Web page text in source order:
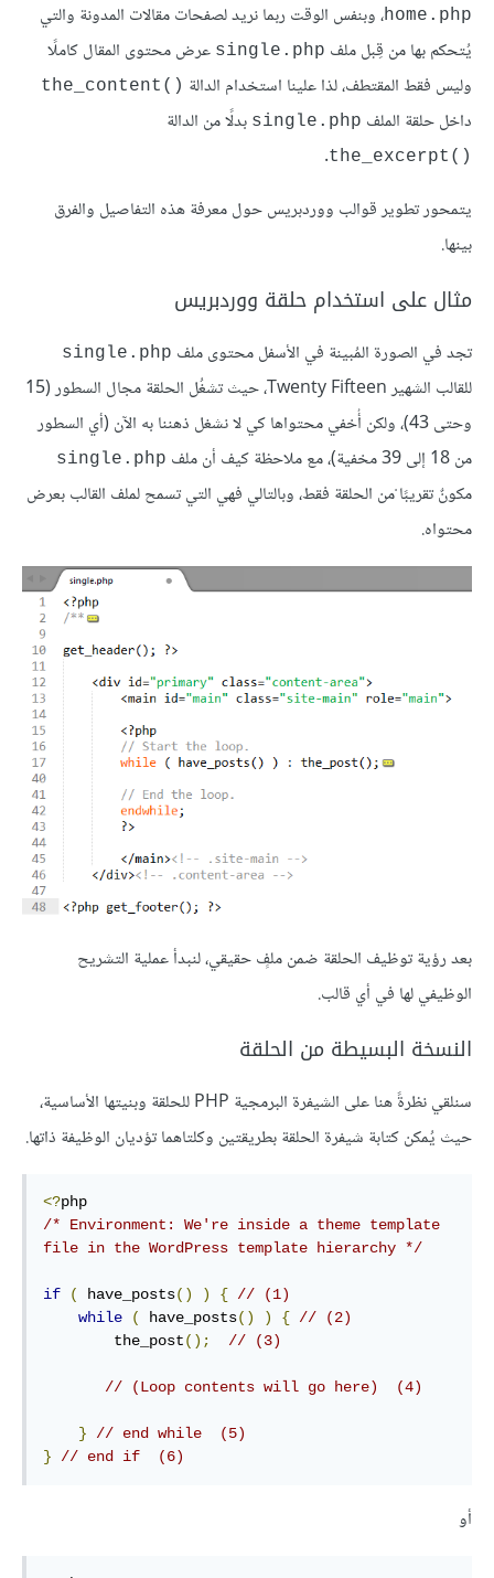
home.php، وبنفس الوقت ربما نريد لصفحات مقالات المدونة والتي
يُتحكم بها من قِبل ملف single.php عرض محتوى المقال كاملًا
وليس فقط المقتطف، لذا علينا استخدام الدالة the_content()‎
داخل حلقة الملف single.php بدلًا من الدالة
the_excerpt()‎
.
يتمحور تطوير قوالب ووردبريس حول معرفة هذه التفاصيل والفرق
بينها.
مثال على استخدام حلقة ووردبريس
تجد في الصورة المُبينة في الأسفل محتوى ملف single.php
للقالب الشهير Twenty Fifteen، حيث تشغُل الحلقة مجال السطور (15
وحتى 43)، ولكن أُخفي محتواها كي لا نشغل ذهننا به الآن (أي السطور
من 18 إلى 39 مخفية)، مع ملاحظة كيف أن ملف
single.php
مكونٌ تقريبًا ْمن الحلقة فقط، وبالتالي فهي التي تسمح لملف القالب بعرض
محتواه.
بعد رؤية توظيف الحلقة ضمن ملفٍ حقيقي، لنبدأ عملية التشريح
الوظيفي لها في أي قالب.
النسخة البسيطة من الحلقة
سنلقي نظرةً هنا على الشيفرة البرمجية PHP للحلقة وبنيتها الأساسية،
حيث يُمكن كتابة شيفرة الحلقة بطريقتين وكلتاهما تؤديان الوظيفة ذاتها.
<?
/* Environment: We're inside a theme template
file in the WordPress template hierarchy */
if ( have_posts() ) { // (1)
while
( have_posts() ) { // (2)
        the_post
(); // (3)
// (Loop contents will go here)  (4)
}
// end while  (5)
}
// end if  (6)
أو